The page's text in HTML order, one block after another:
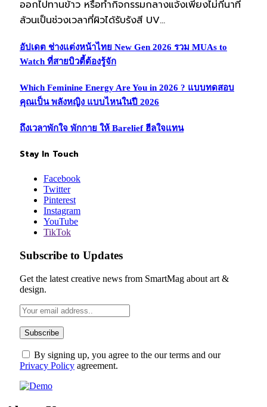
ออกไปทานข้าว หรือทำกิจกรรมกลางแจ้งเพียงไม่กี่นาที
ล้วนเป็นช่วงเวลาที่ผิวได้รับรังสี UV…
อัปเดต ช่างแต่งหน้าไทย New Gen 2026 รวม MUAs to
Watch ที่สายบิวตี้ต้องรู้จัก
Which Feminine Energy Are You in 2026 ? แบบทดสอบ
คุณเป็น พลังหญิง แบบไหนในปี 2026
ถึงเวลาพักใจ พักกาย ให้ Barelief ฮีลใจแทน
Stay In Touch
Facebook
Twitter
Pinterest
Instagram
YouTube
TikTok
Subscribe to Updates
Get the latest creative news from SmartMag about art &
design.
By signing up, you agree to the our terms and our
Privacy Policy agreement.